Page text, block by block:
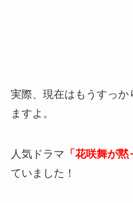
実際、現在はもうすっ
ますよ。
人気ドラマ 「花咲舞が黙
ていました！